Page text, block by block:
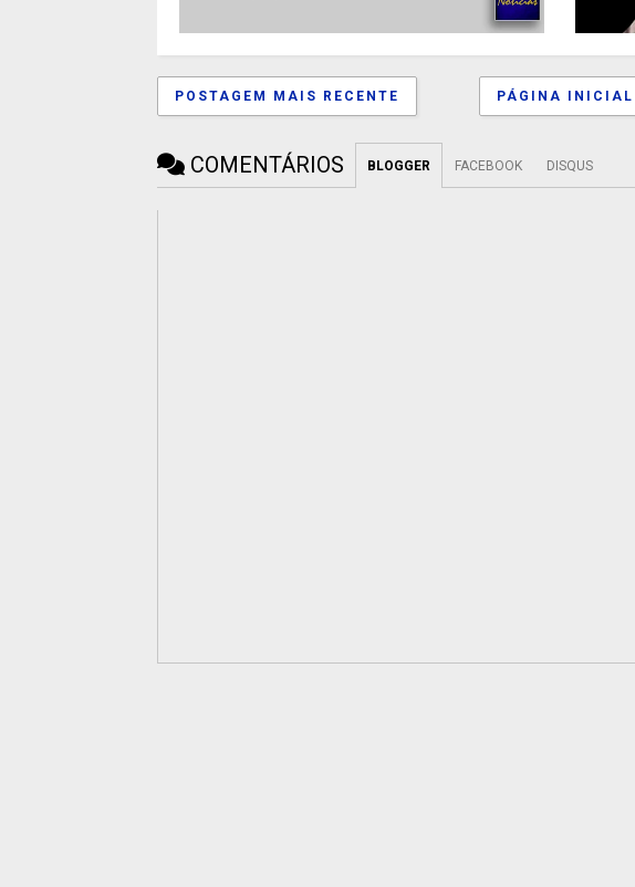
POSTAGEM MAIS RECENTE PÁGINA INICIAL
COMENTÁRIOS BLOGGER FACEBOOK DISQUS